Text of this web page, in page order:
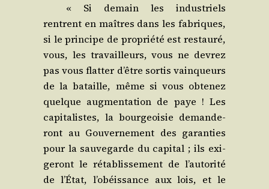
« Si demain les indus­triels
rentrent en maîtres dans les fabriques,
si le prin­cipe de pro­prié­té est res­tau­ré,
vous, les tra­vailleurs, vous ne devrez
pas vous flat­ter d’être sor­tis vain­queurs
de la bataille, même si vous obte­nez
quelque aug­men­ta­tion de paye ! Les
capi­ta­listes, la bour­geoi­sie deman­de­
ront au Gou­ver­ne­ment des garan­ties
pour la sau­ve­garde du capi­tal ; ils exi­
ge­ront le réta­blis­se­ment de l’au­to­ri­té
de l’É­tat, l’o­béis­sance aux lois, et le